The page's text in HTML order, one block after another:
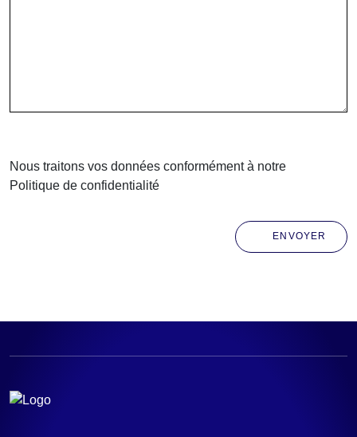
Nous traitons vos données conformément à notre
Politique de confidentialité
ENVOYER